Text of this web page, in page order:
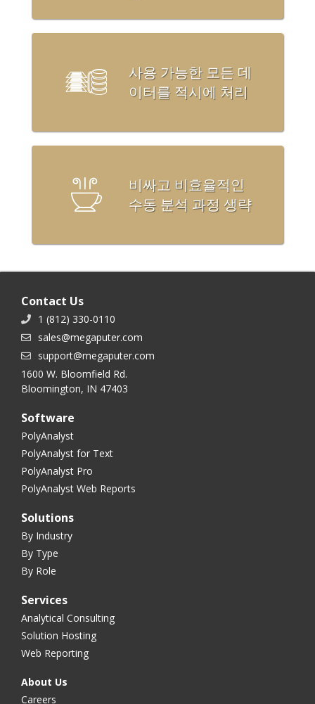
사용 가능한 모든 데
이터를 적시에 처리
비싸고 비효율적인
수동 분석 과정 생략
Contact Us
1 (812) 330-0110
sales@megaputer.com
support@megaputer.com
1600 W. Bloomfield Rd.
Bloomington, IN 47403
Software
PolyAnalyst
PolyAnalyst for Text
PolyAnalyst Pro
PolyAnalyst Web Reports
Solutions
By Industry
By Type
By Role
Services
Analytical Consulting
Solution Hosting
Web Reporting
About Us
Careers